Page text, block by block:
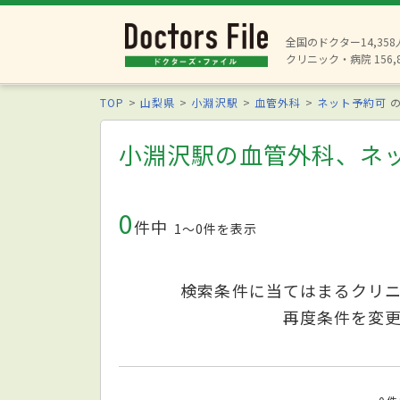
全国のドクター14,358
クリニック・病院
TOP 山梨県 小淵沢駅 血管外科 ネット予約可
小淵沢駅の血管外科、ネ
0件中 1〜0件を表示
検索条件に当てはまるクリ
再度条件を変